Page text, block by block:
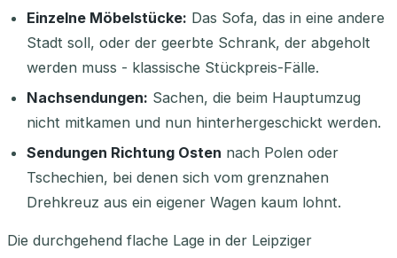
Einzelne Möbelstücke: Das Sofa, das in eine andere
Stadt soll, oder der geerbte Schrank, der abgeholt
werden muss - klassische Stückpreis-Fälle.
Nachsendungen: Sachen, die beim Hauptumzug
nicht mitkamen und nun hinterhergeschickt werden.
Sendungen Richtung Osten nach Polen oder
Tschechien, bei denen sich vom grenznahen
Drehkreuz aus ein eigener Wagen kaum lohnt.
Die durchgehend flache Lage in der Leipziger